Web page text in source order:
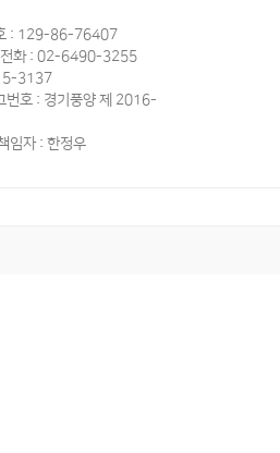
: 129-86-76407
전화 : 02-6490-3255
3137
번호 : 경기풍양 제 2016-
임자 : 한정우